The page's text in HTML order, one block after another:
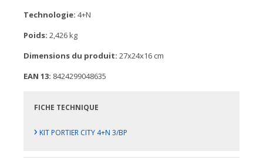
Technologie: 4+N
Poids: 2,426 kg
Dimensions du produit: 27x24x16 cm
EAN 13: 8424299048635
FICHE TECHNIQUE
› KIT PORTIER CITY 4+N 3/BP